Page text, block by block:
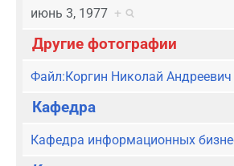
июнь 3, 1977 +
Другие фотографии
Файл:Коргин Николай Андреевич
Кафедра
Кафедра информационных